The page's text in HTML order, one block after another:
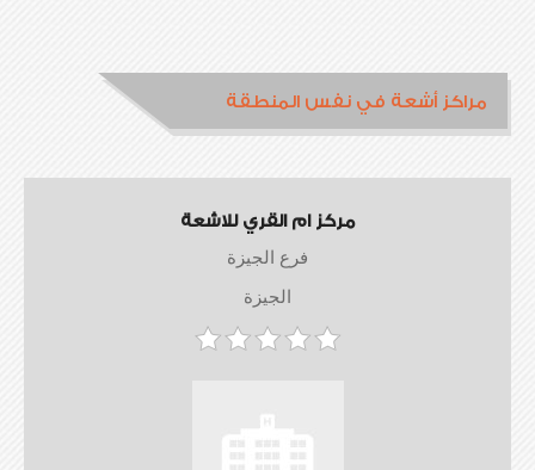
مراكز أشعة في نفس المنطقة
مركز ام القري للاشعة
فرع الجيزة
الجيزة